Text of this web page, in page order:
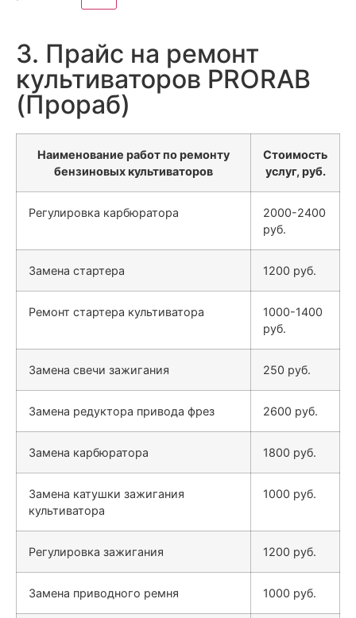
3. Прайс на ремонт
культиваторов PRORAB
(Прораб)
Наименование работ по ремонту
бензиновых культиваторов
Стоимость
услуг, руб.
Регулировка карбюратора
2000-2400
руб.
Замена стартера 1200 руб.
Ремонт стартера культиватора
1000-1400
руб.
Замена свечи зажигания 250 руб.
Замена редуктора привода фрез 2600 руб.
Замена карбюратора 1800 руб.
Замена катушки зажигания
культиватора
1000 руб.
Регулировка зажигания 1200 руб.
Замена приводного ремня 1000 руб.